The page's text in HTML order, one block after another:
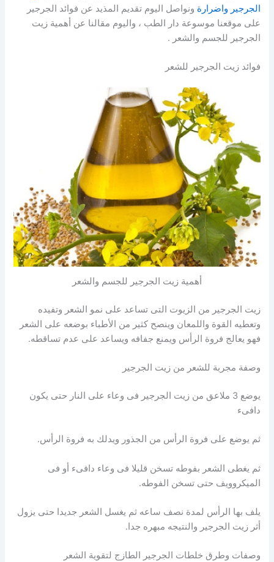
الجرجير واضرارة ونواصل اليوم تقديم المذيد عن فوائد الجرجير
على موقعنا موسوعة دار الطب ، واليوم مقالنا عن أهمية زيت
الجرجير للجسم والشعر .
فوائد زيت الجرجير للشعر
أهمية زيت الجرجير للجسم والشعر
زيت الجرجير من الزيوت التى تساعد على نمو الشعر وتفيده
وتعطيه القوة واللمعان وينصح كثير من الأطباء بوضعه على الشعر
فهو يعالج فروة الرأس ويمنع جفافه ويساعد على عدم تساقطه.
وصفة مجربة للشعر من زيت الجرجير
يوضع 3 ملاعق من زيت الجرجير فى وعاء على النار حتى يكون
دافىء
ثم يوضع على فروة الرأس من الجذور ويدلك به فروة الرأس.
ثم يغطى الشعر بفوطه تسخن قليلا فى وعاء دافىء أو فى
الميكروويف حتى تسخن الفوطه.
يلف بها الرأس لمدة نصف ساعه ثم يغسل الشعر جديدا حتى يزول
أثر زيت الجرجير والنتيجه مبهره جدا.
وصفات وطرق خلطات الجرجير الطازج لتقوية الشعر